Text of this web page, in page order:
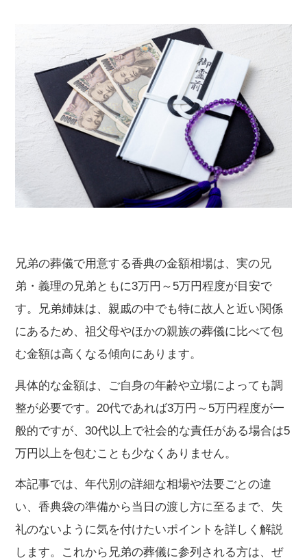
兄弟の葬儀で用意する香典の金額相場は、実の兄
弟・義理の兄弟ともに3万円～5万円程度が目安で
す。兄弟姉妹は、親戚の中でも特に故人と近い関係
にあるため、祖父母やほかの親族の葬儀に比べて包
む金額は高くなる傾向にあります。
具体的な金額は、ご自身の年齢や立場によっても調
整が必要です。20代であれば3万円～5万円程度が一
般的ですが、30代以上で社会的な責任がある場合は5
万円以上を包むことも少なくありません。
本記事では、年代別の詳細な相場や法要ごとの違
い、香典袋の準備から当日の渡し方に至るまで、失
礼のないように気を付けたいポイントを詳しく解説
します。これから兄弟の葬儀に参列される方は、ぜ